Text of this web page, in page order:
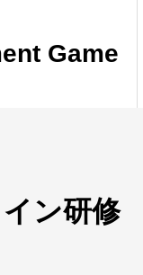
Game
ン研修